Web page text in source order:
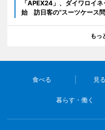
「APEX24」、ダイワロイ
始 訪日客の“スーツケース
もっ
食べる 見
暮らす・働く